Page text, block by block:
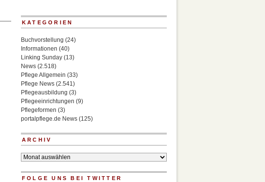
KATEGORIEN
Buchvorstellung (24)
Informationen (40)
Linking Sunday (13)
News (2.518)
Pflege Allgemein (33)
Pflege News (2.541)
Pflegeausbildung (3)
Pflegeeinrichtungen (9)
Pflegeformen (3)
portalpflege.de News (125)
ARCHIV
Archiv
FOLGE UNS BEI TWITTER